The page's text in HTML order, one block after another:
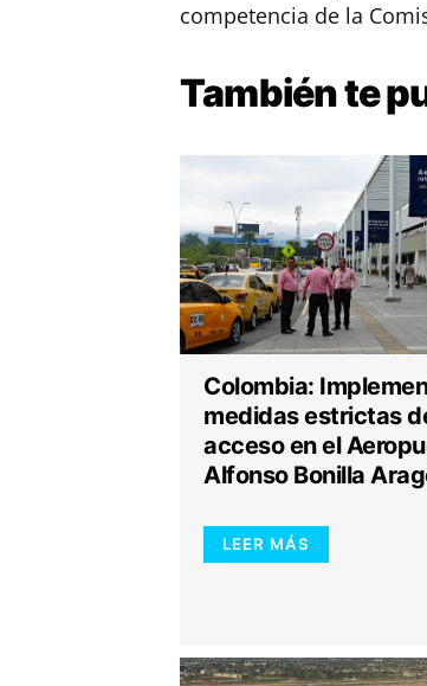
competencia de la
También te
Colombia:
medidas estrictas
acceso en el
Alfonso Bonilla
LEER MÁS